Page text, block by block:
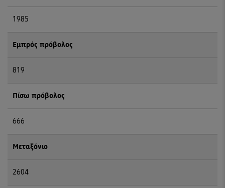
1985
Εμπρός πρόβολος
819
Πίσω πρόβολος
666
Μεταξόνιο
2604